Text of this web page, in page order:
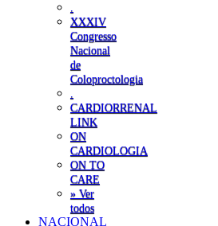
XXXIV
Congresso
Nacional
de
Coloproctologia
CARDIORRENAL
LINK
ON
CARDIOLOGIA
ON TO
CARE
» Ver
todos
NACIONAL